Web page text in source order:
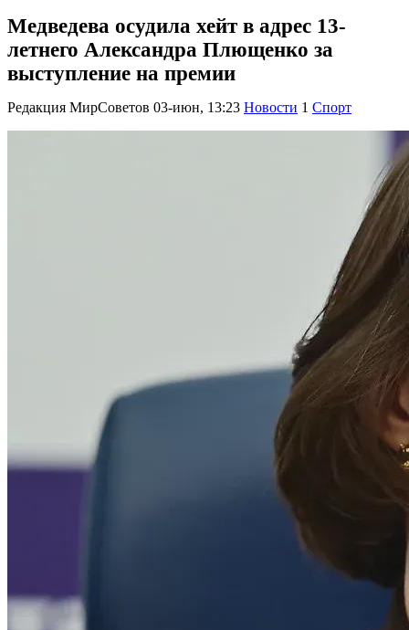
Медведева осудила хейт в адрес 13-
летнего Александра Плющенко за
выступление на премии
Редакция МирСоветов 03-июн, 13:23 Новости 1 Спорт